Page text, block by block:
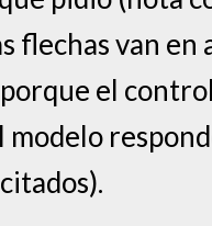
flechas van en
el
modelo